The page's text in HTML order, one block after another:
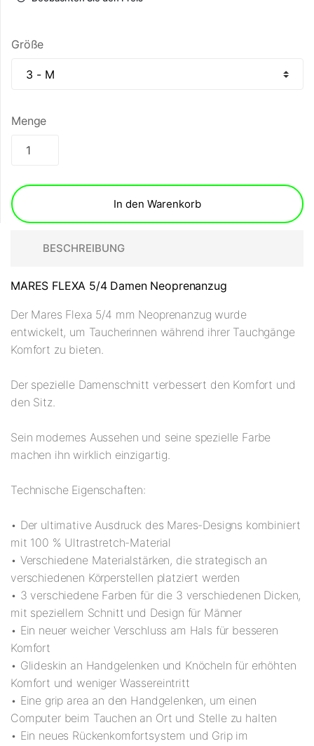
Größe
Menge
In den Warenkorb
BESCHREIBUNG
MARES FLEXA 5/4 Damen Neoprenanzug
Der Mares Flexa 5/4 mm Neoprenanzug wurde
entwickelt, um Taucherinnen während ihrer Tauchgänge
Komfort zu bieten.
Der spezielle Damenschnitt verbessert den Komfort und
den Sitz.
Sein modernes Aussehen und seine spezielle Farbe
machen ihn wirklich einzigartig.
Technische Eigenschaften:
• Der ultimative Ausdruck des Mares-Designs kombiniert
mit 100 % Ultrastretch-Material
• Verschiedene Materialstärken, die strategisch an
verschiedenen Körperstellen platziert werden
• 3 verschiedene Farben für die 3 verschiedenen Dicken,
mit speziellem Schnitt und Design für Männer
• Ein neuer weicher Verschluss am Hals für besseren
Komfort
• Glideskin an Handgelenken und Knöcheln für erhöhten
Komfort und weniger Wassereintritt
• Eine grip area an den Handgelenken, um einen
Computer beim Tauchen an Ort und Stelle zu halten
• Ein neues Rückenkomfortsystem und Grip im